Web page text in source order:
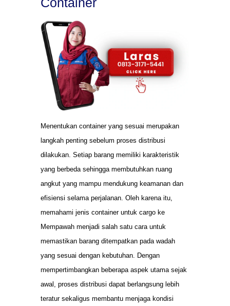
Menentukan container yang sesuai merupakan
langkah penting sebelum proses distribusi
dilakukan. Setiap barang memiliki karakteristik
yang berbeda sehingga membutuhkan ruang
angkut yang mampu mendukung keamanan dan
efisiensi selama perjalanan. Oleh karena itu,
memahami jenis container untuk cargo ke
Mempawah menjadi salah satu cara untuk
memastikan barang ditempatkan pada wadah
yang sesuai dengan kebutuhan. Dengan
mempertimbangkan beberapa aspek utama sejak
awal, proses distribusi dapat berlangsung lebih
teratur sekaligus membantu menjaga kondisi